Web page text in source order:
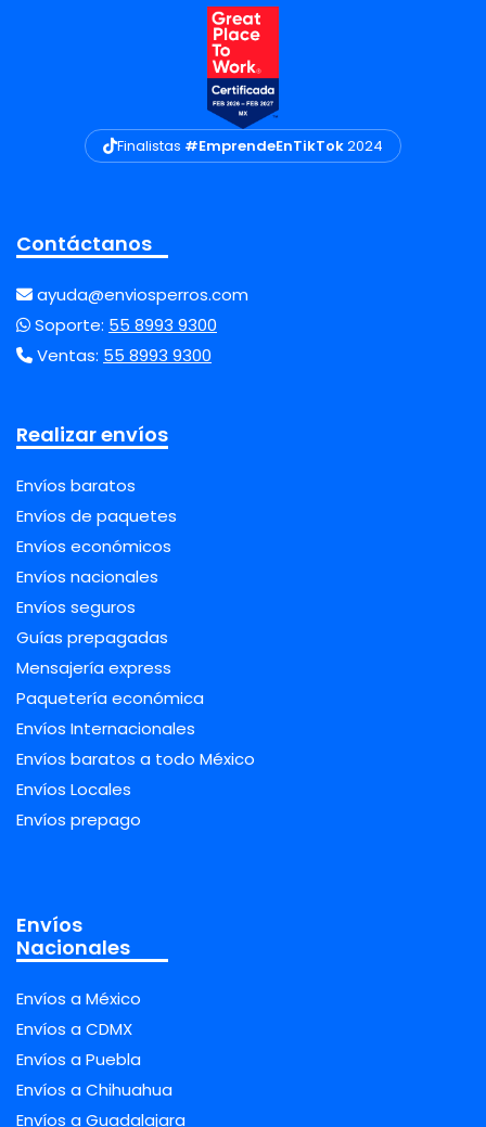
Finalistas #EmprendeEnTikTok2024
Contáctanos
ayuda@enviosperros.com
Soporte: 55 8993 9300
Ventas: 55 8993 9300
Realizar envíos
Envíos baratos
Envíos de paquetes
Envíos económicos
Envíos nacionales
Envíos seguros
Guías prepagadas
Mensajería express
Paquetería económica
Envíos Internacionales
Envíos baratos a todo México
Envíos Locales
Envíos prepago
Envíos
Nacionales
Envíos a México
Envíos a CDMX
Envíos a Puebla
Envíos a Chihuahua
Envíos a Guadalajara